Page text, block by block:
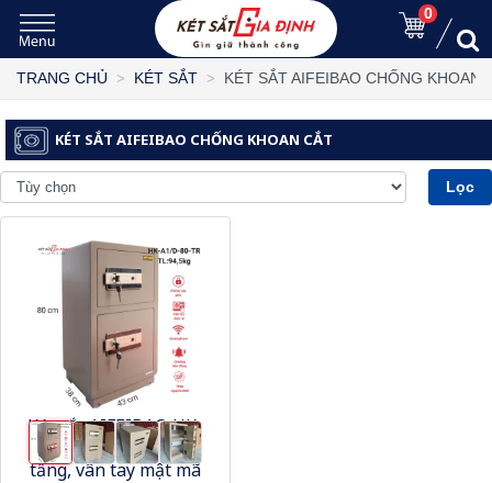
0
TRANG CHỦ KÉT SẮT KÉT SẮT AIFEIBAO CHỐNG KHOAN
KÉT SẮT AIFEIBAO CHỐNG KHOAN CẮT
Lọc
Két sắt AIFEIBAO HK-
A1/D-80-TR két 2
tầng, vân tay mật mã